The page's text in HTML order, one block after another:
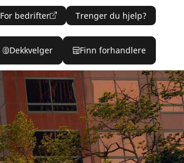
For bedrifter Trenger du hjelp?
Dekkvelger Finn forhandlere